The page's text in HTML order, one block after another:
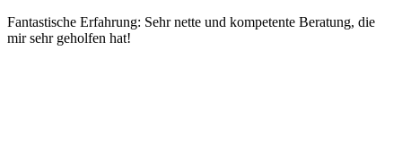
Fantastische Erfahrung: Sehr nette und kompetente Beratung, die
mir sehr geholfen hat!